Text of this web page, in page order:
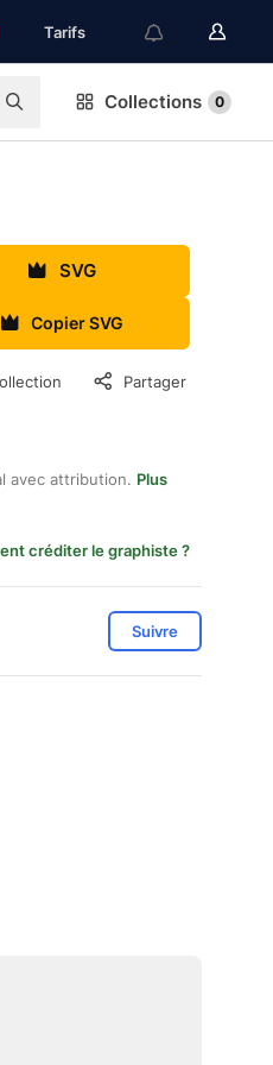
Tarifs
Collections 0
SVG
Copier SVG
Partager
avec attribution. Plus
créditer le graphiste ?
Suivre